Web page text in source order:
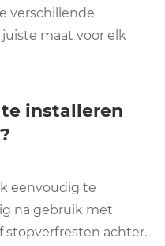
verschillende
maat voor elk
installeren
eenvoudig te
na gebruik met
stopverfresten achter.